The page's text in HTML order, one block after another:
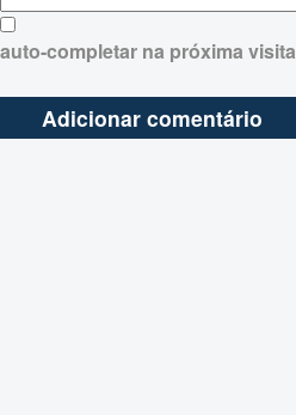
auto-completar na próxima visita